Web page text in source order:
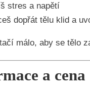
stres a napětí
dopřát tělu klid a
málo, aby se tělo
a cena